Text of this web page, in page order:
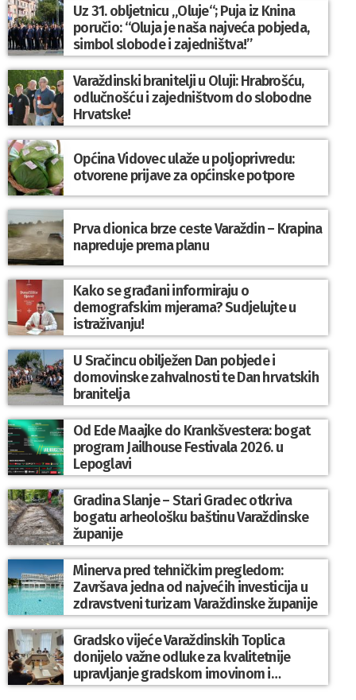
Uz 31. obljetnicu „Oluje“; Puja iz Knina
poručio: “Oluja je naša najveća pobjeda,
simbol slobode i zajedništva!”
Varaždinski branitelji u Oluji: Hrabrošću,
odlučnošću i zajedništvom do slobodne
Hrvatske!
Općina Vidovec ulaže u poljoprivredu:
otvorene prijave za općinske potpore
Prva dionica brze ceste Varaždin – Krapina
napreduje prema planu
Kako se građani informiraju o
demografskim mjerama? Sudjelujte u
istraživanju!
U Sračincu obilježen Dan pobjede i
domovinske zahvalnosti te Dan hrvatskih
branitelja
Od Ede Maajke do Krankšvestera: bogat
program Jailhouse Festivala 2026. u
Lepoglavi
Gradina Slanje – Stari Gradec otkriva
bogatu arheološku baštinu Varaždinske
županije
Minerva pred tehničkim pregledom:
Završava jedna od najvećih investicija u
zdravstveni turizam Varaždinske županije
Gradsko vijeće Varaždinskih Toplica
donijelo važne odluke za kvalitetnije
upravljanje gradskom imovinom i
komunalnim sustavom